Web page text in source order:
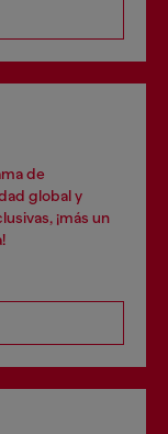
de
global y
¡más un